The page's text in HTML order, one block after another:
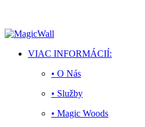
VIAC INFORMÁCIÍ:
• O Nás
• Služby
• Magic Woods